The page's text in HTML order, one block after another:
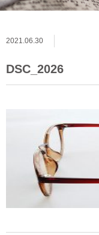
2021.06.30
DSC_2026